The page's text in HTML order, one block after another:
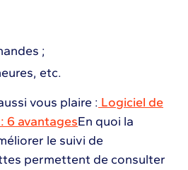
;
etc.
vous plaire : Logiciel de
6 avantagesEn quoi la
le suivi de
permettent de consulter